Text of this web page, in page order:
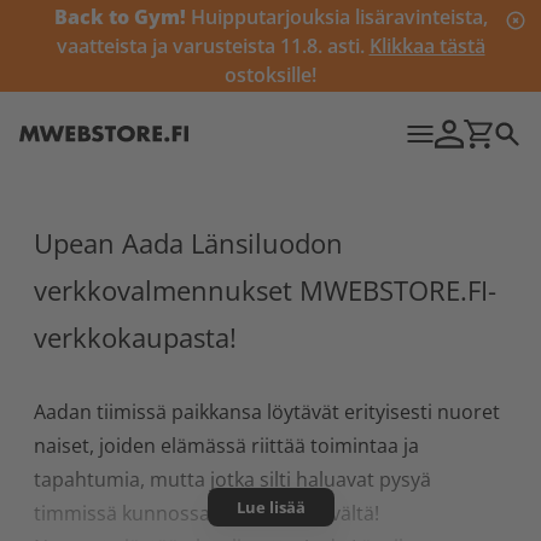
Back to Gym! Huipputarjouksia lisäravinteista,
vaatteista ja varusteista 11.8. asti. Klikkaa tästä
ostoksille!
Upean Aada Länsiluodon
verkkovalmennukset MWEBSTORE.FI-
verkkokaupasta!
Aadan tiimissä paikkansa löytävät erityisesti nuoret
naiset, joiden elämässä riittää toimintaa ja
tapahtumia, mutta jotka silti haluavat pysyä
timmissä kunnossa ja näyttää hyvältä!
Lue lisää